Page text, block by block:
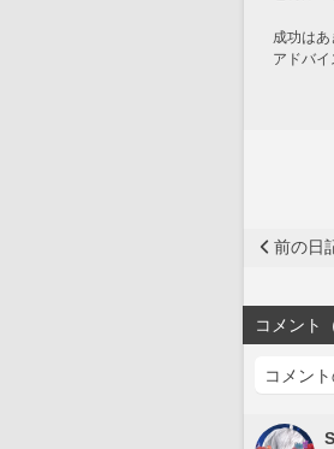
成功は
アドバイ
前の日
コメント